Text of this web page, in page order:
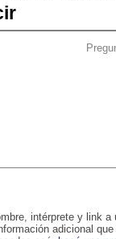
intérprete y link a
adicional que